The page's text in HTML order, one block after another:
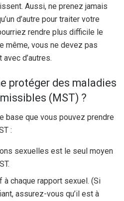
Aussi, ne prenez jamais
d’autre pour traiter votre
rendre plus difficile le
même, vous ne devez pas
d’autres.
protéger des maladies
(MST) ?
base que vous pouvez prendre
:
sexuelles est le seul moyen
chaque rapport sexuel. (Si
assurez-vous qu’il est à